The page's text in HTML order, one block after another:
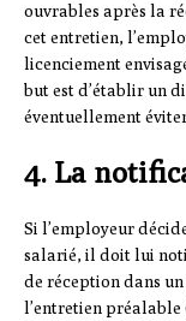
ouvrables après la
cet entretien,
licenciement
but est d’établir un
éventuellement
4. La
Si l’employeur
salarié, il doit lui
de réception dans
l’entretien préalable